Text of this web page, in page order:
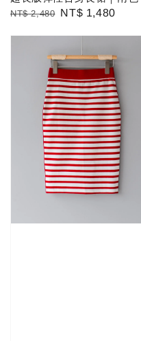
Regular
NT$ 2,480 Sale
NT$ 1,480